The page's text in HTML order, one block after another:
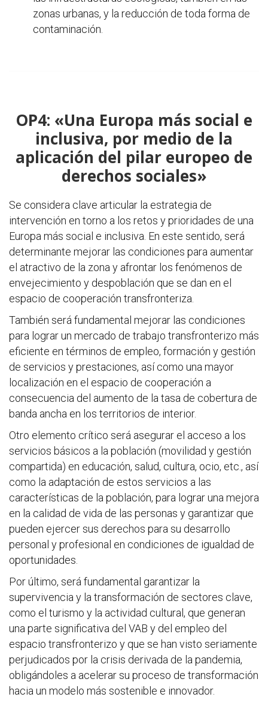
zonas urbanas, y la reducción de toda forma de
contaminación.
OP4: «Una Europa más social e
inclusiva, por medio de la
aplicación del pilar europeo de
derechos sociales»
Se considera clave articular la estrategia de
intervención en torno a los retos y prioridades de una
Europa más social e inclusiva. En este sentido, será
determinante mejorar las condiciones para aumentar
el atractivo de la zona y afrontar los fenómenos de
envejecimiento y despoblación que se dan en el
espacio de cooperación transfronteriza.
También será fundamental mejorar las condiciones
para lograr un mercado de trabajo transfronterizo más
eficiente en términos de empleo, formación y gestión
de servicios y prestaciones, así como una mayor
localización en el espacio de cooperación a
consecuencia del aumento de la tasa de cobertura de
banda ancha en los territorios de interior.
Otro elemento crítico será asegurar el acceso a los
servicios básicos a la población (movilidad y gestión
compartida) en educación, salud, cultura, ocio, etc., así
como la adaptación de estos servicios a las
características de la población, para lograr una mejora
en la calidad de vida de las personas y garantizar que
pueden ejercer sus derechos para su desarrollo
personal y profesional en condiciones de igualdad de
oportunidades.
Por último, será fundamental garantizar la
supervivencia y la transformación de sectores clave,
como el turismo y la actividad cultural, que generan
una parte significativa del VAB y del empleo del
espacio transfronterizo y que se han visto seriamente
perjudicados por la crisis derivada de la pandemia,
obligándoles a acelerar su proceso de transformación
hacia un modelo más sostenible e innovador.